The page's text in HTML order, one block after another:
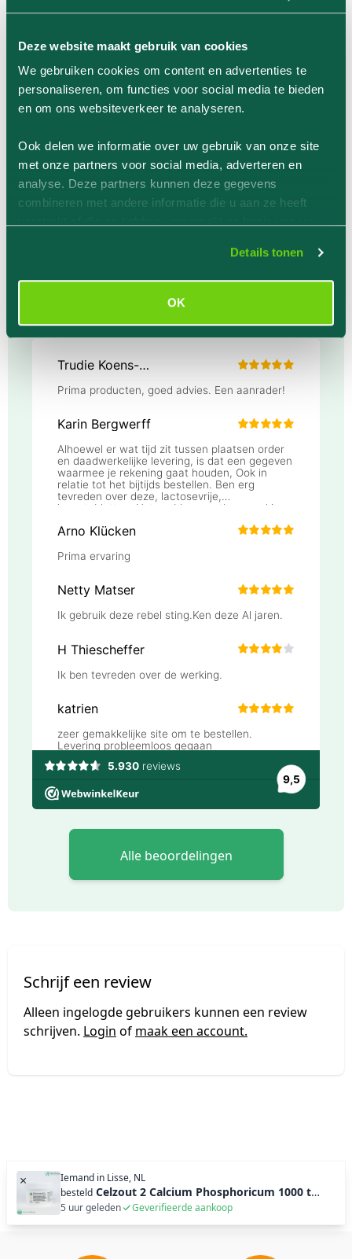
Deze website maakt gebruik van cookies
We gebruiken cookies om content en advertenties te
personaliseren, om functies voor social media te bieden
en om ons websiteverkeer te analyseren.
Ook delen we informatie over uw gebruik van onze site
met onze partners voor social media, adverteren en
analyse. Deze partners kunnen deze gegevens
combineren met andere informatie die u aan ze heeft
Details tonen
OK
eerste zijn? Als je het product gekocht hebt
wordt je na ca 7 dagen uitgenodigd om een
beoordeling te schrijven. Je kunt ook op een
ander moment, na aanschaf, inloggen in je
account, en op deze pagina een review schrijven
over het product.
Klantenervaring
Alle beoordelingen
Schrijf een review
Alleen ingelogde gebruikers kunnen een review
schrijven. Login of maak een account.
× Iemand in Lisse, NL
besteld Celzout 2 Calcium Phosphoricum 1000 tabl (250g)
5 uur geleden Geverifieerde aankoop